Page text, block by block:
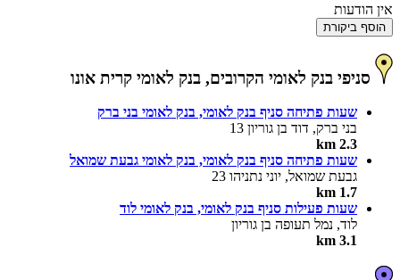
אין הודעות
הוסף ביקורת
סניפי בנק לאומי הקרובים, בנק לאומי קרית אונו
שעות פתיחה סניף בנק לאומי, בנק לאומי בני ברק
בני ברק, דוד בן גוריון 13
2.3 km
שעות פתיחה סניף בנק לאומי, בנק לאומי גבעת שמואל
גבעת שמואל, יוני נתניהו 23
1.7 km
שעות פעילות סניף בנק לאומי, בנק לאומי לוד
לוד, נמל תעופה בן גוריון
3.1 km